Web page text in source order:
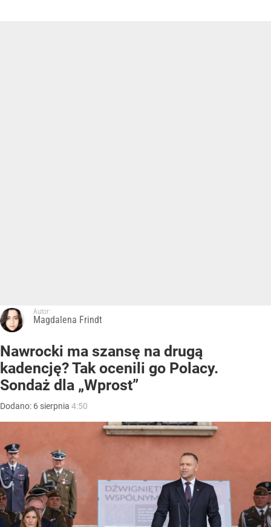
Autor:
Magdalena Frindt
Nawrocki ma szansę na drugą
kadencję? Tak ocenili go Polacy.
Sondaż dla „Wprost”
Dodano: 6 sierpnia 4:50